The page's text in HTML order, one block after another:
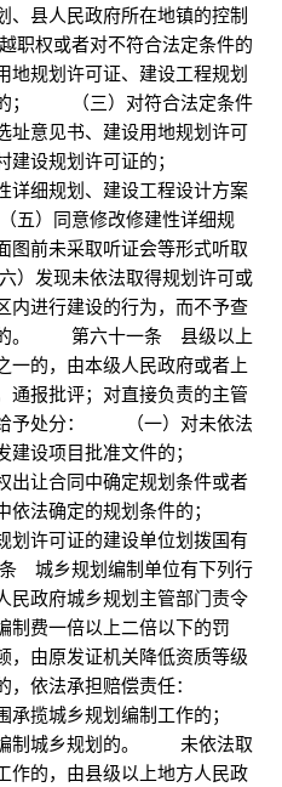
、县人民政府所在地镇的控制
权或者对不符合法定条件的
地规划许可证、建设工程规划
的； （三）对符合法定条件
址意见书、建设用地规划许可
村建设规划许可证的；
详细规划、建设工程设计方案
）同意修改修建性详细规
图前未采取听证会等形式听取
发现未依法取得规划许可或
内进行建设的行为，而不予查
的。 第六十一条 县级以上
一的，由本级人民政府或者上
通报批评；对直接负责的主管
给予处分： （一）对未依法
发建设项目批准文件的；
出让合同中确定规划条件或者
依法确定的规划条件的；
划许可证的建设单位划拨国有
城乡规划编制单位有下列行
民政府城乡规划主管部门责令
制费一倍以上二倍以下的罚
，由原发证机关降低资质等级
的，依法承担赔偿责任：
承揽城乡规划编制工作的；
制城乡规划的。 未依法取
作的，由县级以上地方人民政